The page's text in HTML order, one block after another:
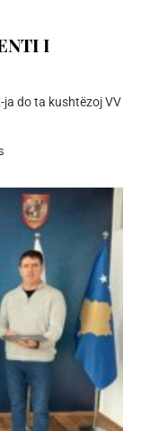
I
ja do ta kushtëzoj VV